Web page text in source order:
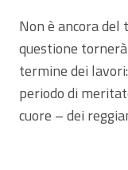
Non è ancora
questione
termine dei
periodo di
cuore – dei